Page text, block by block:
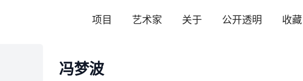
项目 艺术家 关于 公开透明 收藏
冯梦波